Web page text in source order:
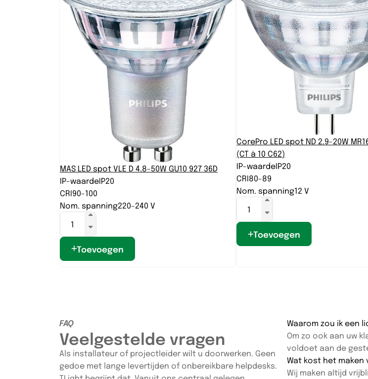
MAS LED spot VLE D 4.8-50W GU10 927 36D
IP-waardeIP20
CRI90-100
Nom. spanning220-240 V
Toevoegen
CorePro LED spot ND 2.9-20W
(CT à 10 C62)
IP-waardeIP20
CRI80-89
Nom. spanning12 V
Toevoegen
FAQ
Veelgestelde vragen
Als installateur of projectleider wilt u doorwerken. Geen
gedoe met lange levertijden of onbereikbare helpdesks.
Waarom zou ik een
Om zo ook aan uw
voldoet aan de
Wat kost het maken
Wij maken altijd